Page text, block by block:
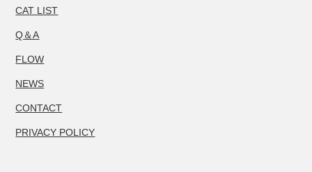
CAT LIST
Q＆A
FLOW
NEWS
CONTACT
PRIVACY POLICY